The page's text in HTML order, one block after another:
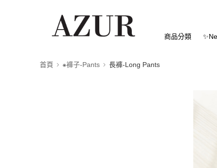
商品分類
首頁 ⁕褲子-Pants 長褲-Long Pants